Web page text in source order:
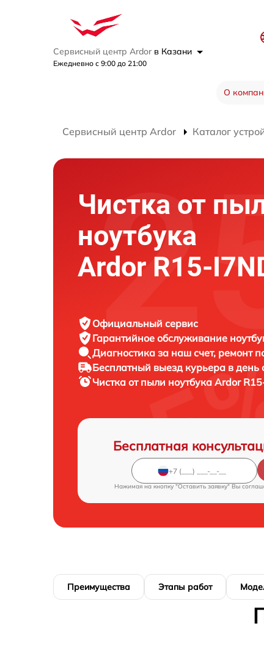
Сервисный центр Ardor в Казани
Ежедневно с 9:00 до 21:00
О
Сервисный центр Ardor Каталог
Чистка от
ноутбука
Ardor R15-
Официальный сервис
Гарантийное обслуживание
Диагностика за наш счет, ремонт
Бесплатный выезд курьера в день
Чистка от пыли ноутбука Ardor
Бесплатная
Нажимая на кнопку "Оставить заявку" Вы
Преимущества Этапы работ